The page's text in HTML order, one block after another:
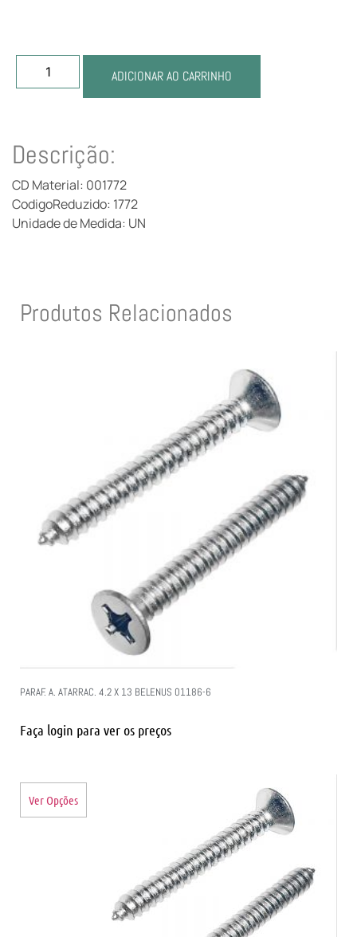
ADICIONAR AO CARRINHO
Descrição:
CD Material: 001772
CodigoReduzido: 1772
Unidade de Medida: UN
Produtos Relacionados
PARAF. A. ATARRAC. 4.2 X 13 BELENUS 01186-6
Faça login para ver os preços
Ver Opções